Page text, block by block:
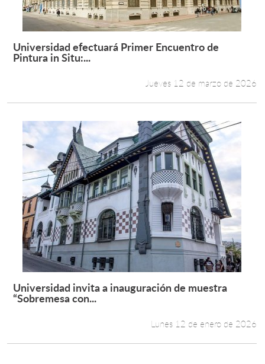
Leer más +
Universidad efectuará Primer Encuentro de
Pintura in Situ:...
Jueves 12 de marzo de 2026
Leer más +
Universidad invita a inauguración de muestra
“Sobremesa con...
Lunes 12 de enero de 2026